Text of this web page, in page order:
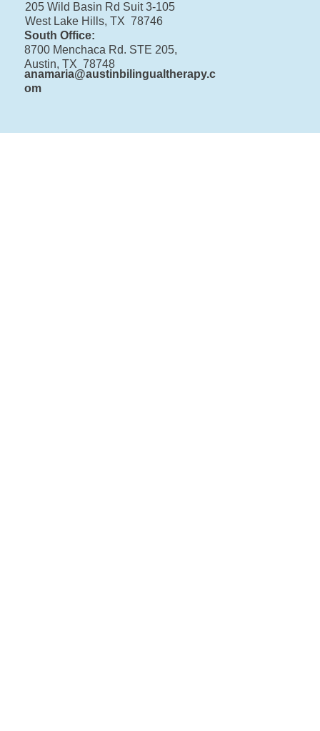
205 Wild Basin Rd Suit 3-105
West Lake Hills, TX 78746
South Office:
8700 Menchaca Rd. STE 205,
Austin, TX 78748
anamaria@austinbilingualtherapy.c
om